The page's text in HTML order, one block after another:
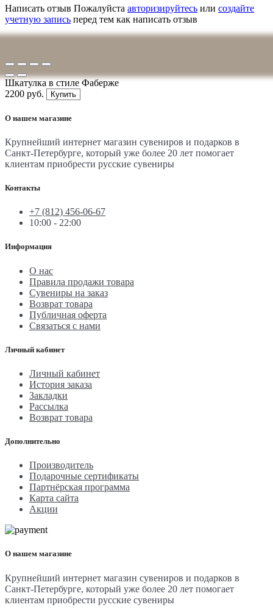
Написать отзыв Пожалуйста авторизируйтесь или создайте
учетную запись перед тем как написать отзыв
Шкатулка в стиле Фаберже
2200 руб.
Купить
О нашем магазине
Крупнейший интернет магазин сувениров и подарков в
Санкт-Петербурге, который уже более 20 лет помогает
клиентам приобрести русские сувениры
Контакты
+7 (812) 456-06-67
10:00 - 22:00
Информация
О нас
Правила продажи товара
Сувениры на заказ
Возврат товара
Публичная оферта
Связаться с нами
Личный кабинет
Личный кабинет
История заказа
Закладки
Рассылка
Возврат товара
Дополнительно
Производитель
Подарочные сертификаты
Партнёрская программа
Карта сайта
Акции
О нашем магазине
Крупнейший интернет магазин сувениров и подарков в
Санкт-Петербурге, который уже более 20 лет помогает
клиентам приобрести русские сувениры